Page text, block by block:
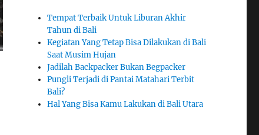
Tempat Terbaik Untuk Liburan Akhir
Tahun di Bali
Kegiatan Yang Tetap Bisa Dilakukan di Bali
Saat Musim Hujan
Jadilah Backpacker Bukan Begpacker
Pungli Terjadi di Pantai Matahari Terbit
Bali?
Hal Yang Bisa Kamu Lakukan di Bali Utara